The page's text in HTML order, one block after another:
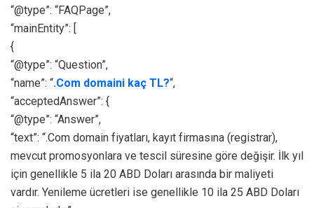
“@type”: “FAQPage”,
“mainEntity”: [
{
“@type”: “Question”,
“name”: “.Com domaini kaç TL?“,
“acceptedAnswer”: {
“@type”: “Answer”,
“text”: “.Com domain fiyatları, kayıt firmasına (registrar),
mevcut promosyonlara ve tescil süresine göre değişir. İlk yıl
için genellikle 5 ila 20 ABD Doları arasında bir maliyeti
vardır. Yenileme ücretleri ise genellikle 10 ila 25 ABD Doları